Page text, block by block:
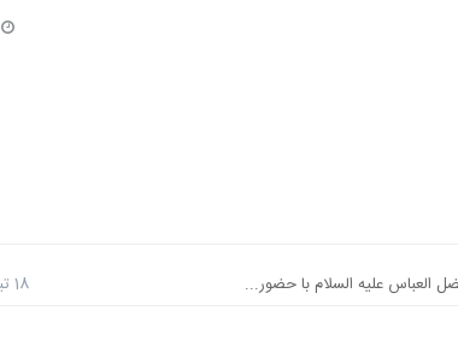
العباس علیه السلام با حضور...
18 تیر 1405